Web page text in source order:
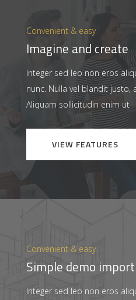
Convenient & easy
Imagine and create
Integer sed leo non eros
nunc. Nulla vel blandit justo,
Aliquam sollicitudin enim ut
VIEW FEATURES
Convenient & easy
Simple demo import
Integer sed leo non eros